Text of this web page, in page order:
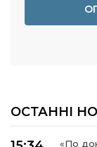
ОСТАННІ
«По